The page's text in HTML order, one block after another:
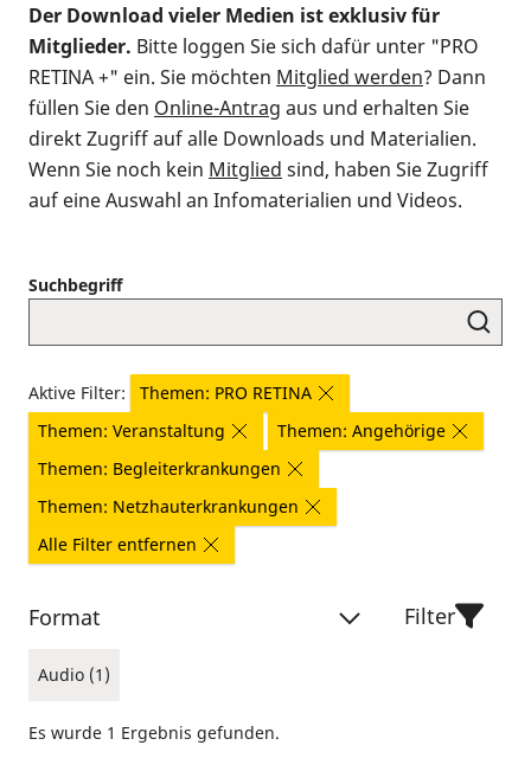
Der Download vieler Medien ist exklusiv für
Mitglieder. Bitte loggen Sie sich dafür unter "PRO
RETINA +" ein. Sie möchten Mitglied werden? Dann
füllen Sie den Online-Antrag aus und erhalten Sie
direkt Zugriff auf alle Downloads und Materialien.
Wenn Sie noch kein Mitglied sind, haben Sie Zugriff
auf eine Auswahl an Infomaterialien und Videos.
Suchbegriff
Aktive Filter:
Themen: PRO RETINA
Themen: Veranstaltung
Themen: Angehörige
Themen: Begleiterkrankungen
Themen: Netzhauterkrankungen
Alle Filter entfernen
Format
Audio (1)
Filter
Es wurde 1 Ergebnis gefunden.